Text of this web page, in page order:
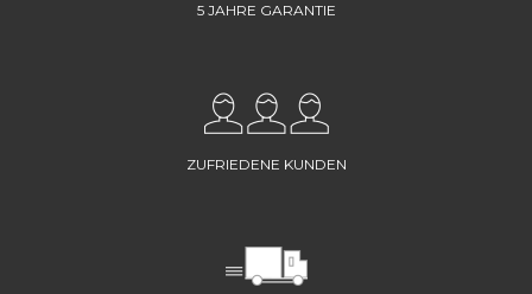
5 JAHRE GARANTIE
ZUFRIEDENE KUNDEN